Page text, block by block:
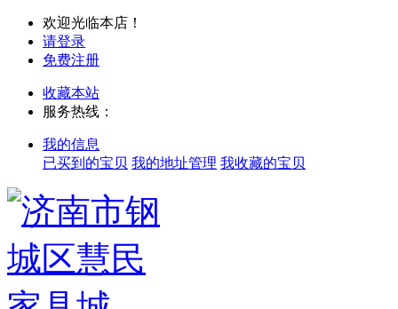
欢迎光临本店！
请登录
免费注册
收藏本站
服务热线：
我的信息
已买到的宝贝 我的地址管理 我收藏的宝贝